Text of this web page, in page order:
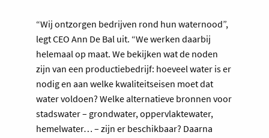
“Wij ontzorgen bedrijven rond hun waternood”,
legt CEO Ann De Bal uit. “We werken daarbij
helemaal op maat. We bekijken wat de noden
zijn van een productiebedrijf: hoeveel water is er
nodig en aan welke kwaliteitseisen moet dat
water voldoen? Welke alternatieve bronnen voor
stadswater – grondwater, oppervlaktewater,
hemelwater… – zijn er beschikbaar? Daarna